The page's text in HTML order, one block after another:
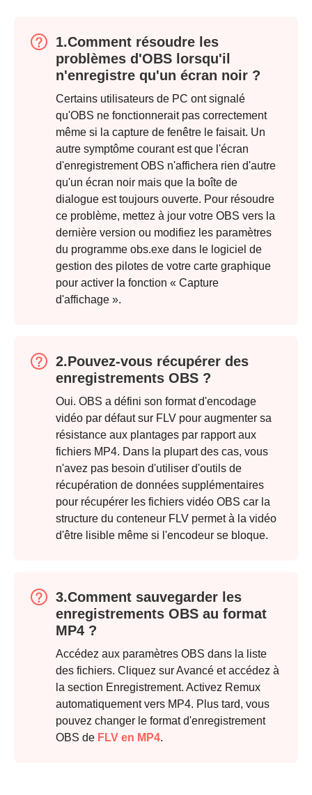
Étape 4.
1.Comment résoudre les
problèmes d'OBS lorsqu'il
n'enregistre qu'un écran noir ?
Certains utilisateurs de PC ont signalé
qu'OBS ne fonctionnerait pas correctement
même si la capture de fenêtre le faisait. Un
autre symptôme courant est que l'écran
d'enregistrement OBS n'affichera rien d'autre
qu'un écran noir mais que la boîte de
dialogue est toujours ouverte. Pour résoudre
ce problème, mettez à jour votre OBS vers la
dernière version ou modifiez les paramètres
du programme obs.exe dans le logiciel de
gestion des pilotes de votre carte graphique
pour activer la fonction « Capture
d'affichage ».
2.Pouvez-vous récupérer des
enregistrements OBS ?
Oui. OBS a défini son format d'encodage
vidéo par défaut sur FLV pour augmenter sa
résistance aux plantages par rapport aux
fichiers MP4. Dans la plupart des cas, vous
n'avez pas besoin d'utiliser d'outils de
récupération de données supplémentaires
pour récupérer les fichiers vidéo OBS car la
structure du conteneur FLV permet à la vidéo
d'être lisible même si l'encodeur se bloque.
3.Comment sauvegarder les
enregistrements OBS au format
MP4 ?
Accédez aux paramètres OBS dans la liste
des fichiers. Cliquez sur Avancé et accédez à
la section Enregistrement. Activez Remux
automatiquement vers MP4. Plus tard, vous
pouvez changer le format d'enregistrement
OBS de FLV en MP4.